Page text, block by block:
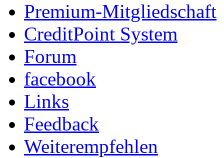
Premium-Mitgliedschaft
CreditPoint System
Forum
facebook
Links
Feedback
Weiterempfehlen